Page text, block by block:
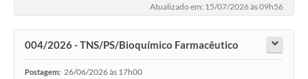
Atualizado em: 15/07/2026 às 09h56
004/2026 - TNS/PS/Bioquímico Farmacêutico
Postagem: 26/06/2026 às 17h00